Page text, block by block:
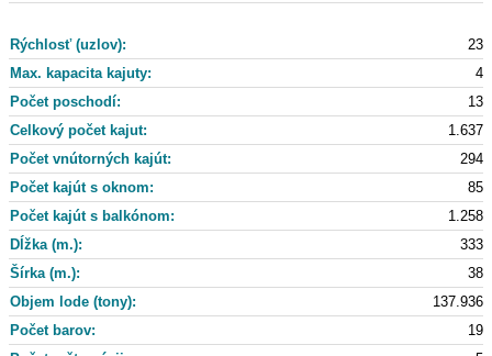
23
Rýchlosť (uzlov):
4
Max. kapacita kajuty:
Počet poschodí:
13
Celkový počet kajut:
1.637
Počet vnútorných kajút:
294
Počet kajút s oknom:
85
Počet kajút s balkónom:
1.258
Dĺžka (m.):
333
Šírka (m.):
38
Objem lode (tony):
137.936
Počet barov:
19